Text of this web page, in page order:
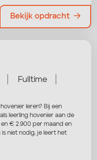
Bekijk opdracht
Fulltime
leren? Bij een
leerling hovenier aan de
en € 2.900 per maand en
niet nodig, je leert het